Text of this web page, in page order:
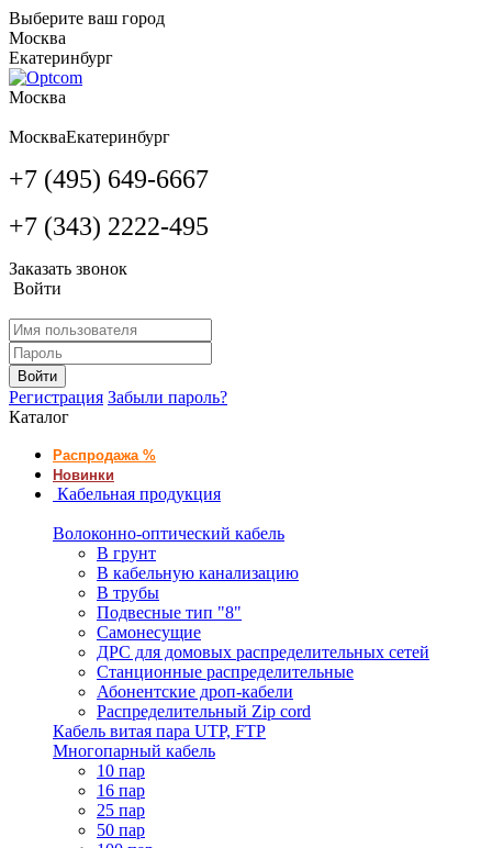
Выберите ваш город
Москва
Екатеринбург
Москва
МоскваЕкатеринбург
+7 (495) 649-6667
+7 (343) 2222-495
Заказать звонок
Войти
Войти
Регистрация Забыли пароль?
Каталог
Распродажа %
Новинки
Кабельная продукция
Волоконно-оптический кабель
В грунт
В кабельную канализацию
В трубы
Подвесные тип "8"
Самонесущие
ДРС для домовых распределительных сетей
Станционные распределительные
Абонентские дроп-кабели
Распределительный Zip cord
Кабель витая пара UTP, FTP
Многопарный кабель
10 пар
16 пар
25 пар
50 пар